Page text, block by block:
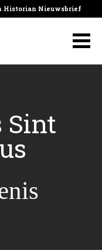
Historian Nieuwsbrief
Sint